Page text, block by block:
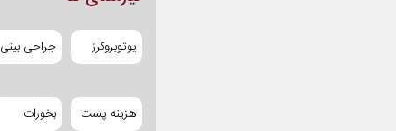
یوتوبروکرز جراحی بینی
هزینه پست بخورات